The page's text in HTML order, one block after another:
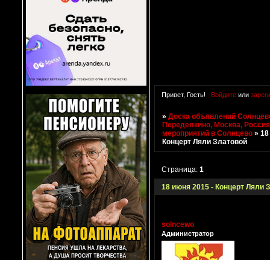
Привет, Гость! Войдитеили
»Доска объявлений
Переделкино, Москва, Россия
мероприятий в Солнцево »
Концерт Ляли Златовой
18 июня 2015 - Концерт Ляли
Страница:1
solncewo
Администратор